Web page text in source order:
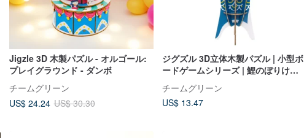
Jigzle 3D 木製パズル - オルゴール:
プレイグラウンド - ダンボ
チームグリーン
US$ 24.24 US$ 30.30
ジグズル 3D立体木製パズル | 小型ボ
ードゲームシリーズ | 鯉のぼりけん
チームグリーン
US$ 13.47